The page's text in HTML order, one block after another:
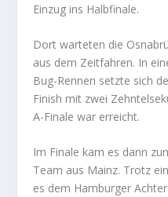
Einzug ins Halbfinale.
Dort warteten die
aus dem Zeitfahren. In
Bug-Rennen setzte sich
Finish mit zwei
A-Finale war erreicht.
Im Finale kam es dann
Team aus Mainz. Trotz
es dem Hamburger